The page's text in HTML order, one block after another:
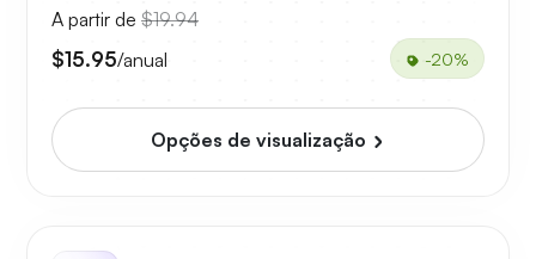
A partir de $19.94
$15.95/anual -20%
Opções de visualização